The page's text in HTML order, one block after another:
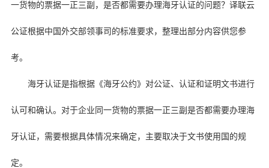
一货物的票据一正三副，是否都需要办理海牙认证的问题？译联云
公证根据中国外交部领事司的标准要求，整理出部分内容供您参
考。
海牙认证是指根据《海牙公约》对公证、认证和证明文书进行
认可和确认。对于企业同一货物的票据一正三副是否都需要办理海
牙认证，需要根据具体情况来确定，主要取决于文书使用国的规
定。